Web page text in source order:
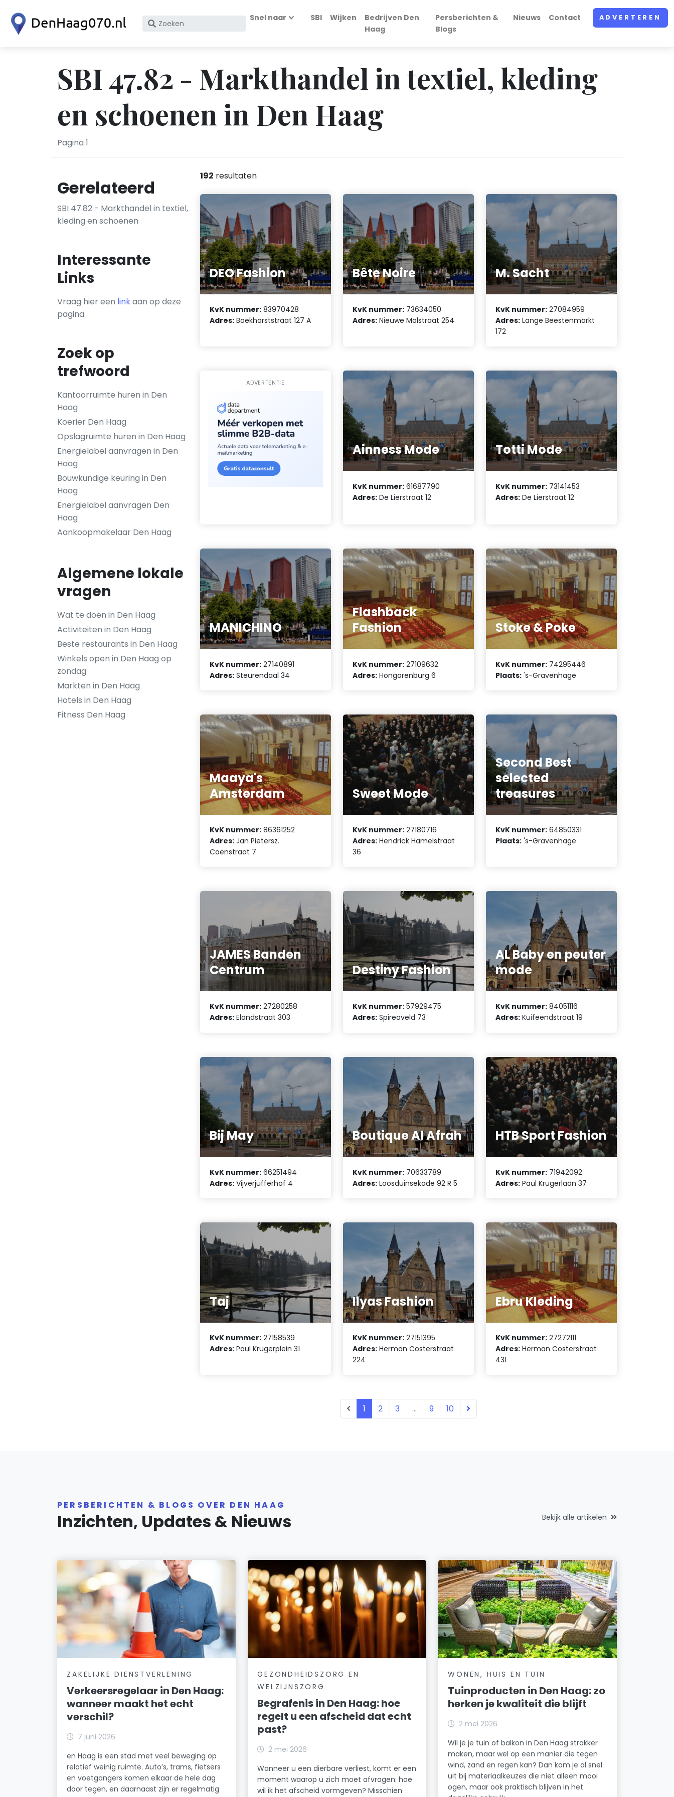
Zoek
KvK
nummer
Snel naar SBI Wijken
Bedrijven Den
Haag
Persberichten &
Blogs
Nieuws Contact ADVERTEREN
SBI 47.82 - Markthandel in textiel, kleding
en schoenen in Den Haag
Pagina 1
Gerelateerd
SBI 47.82 - Markthandel in textiel,
kleding en schoenen
Interessante
Links
Vraag hier een linkaan op deze
pagina.
Zoek op
trefwoord
Kantoorruimte huren in Den
Haag
Koerier Den Haag
Opslagruimte huren in Den Haag
Energielabel aanvragen in Den
Haag
Bouwkundige keuring in Den
Haag
Energielabel aanvragen Den
Haag
Aankoopmakelaar Den Haag
Algemene lokale
vragen
Wat te doen in Den Haag
Activiteiten in Den Haag
Beste restaurants in Den Haag
Winkels open in Den Haag op
zondag
Markten in Den Haag
Hotels in Den Haag
Fitness Den Haag
192 resultaten
DEO Fashion
KvK nummer: 83970428
Adres: Boekhorststraat 127 A
Bête Noire
KvK nummer: 73634050
Adres: Nieuwe Molstraat 254
M. Sacht
KvK nummer: 27084959
Adres: Lange Beestenmarkt
172
ADVERTENTIE
Ainness Mode
KvK nummer: 61687790
Adres: De Lierstraat 12
Totti Mode
KvK nummer: 73141453
Adres: De Lierstraat 12
MANICHINO
KvK nummer: 27140891
Adres: Steurendaal 34
Flashback
Fashion
KvK nummer: 27109632
Adres: Hongarenburg 6
Stoke & Poke
KvK nummer: 74295446
Plaats: 's-Gravenhage
Maaya's
Amsterdam
KvK nummer: 86361252
Adres: Jan Pietersz.
Coenstraat 7
Sweet Mode
KvK nummer: 27180716
Adres: Hendrick Hamelstraat
36
Second Best
selected
treasures
KvK nummer: 64850331
Plaats: 's-Gravenhage
JAMES Banden
Centrum
KvK nummer: 27280258
Adres: Elandstraat 303
Destiny Fashion
KvK nummer: 57929475
Adres: Spireaveld 73
AL Baby en peuter
mode
KvK nummer: 84051116
Adres: Kuifeendstraat 19
Bij May
KvK nummer: 66251494
Adres: Vijverjufferhof 4
Boutique Al Afrah
KvK nummer: 70633789
Adres: Loosduinsekade 92 R 5
HTB Sport Fashion
KvK nummer: 71942092
Adres: Paul Krugerlaan 37
Taj
KvK nummer: 27158539
Adres: Paul Krugerplein 31
Ilyas Fashion
KvK nummer: 27151395
Adres: Herman Costerstraat
224
Ebru Kleding
KvK nummer: 27272111
Adres: Herman Costerstraat
431
1 2 3 ... 9 10
PERSBERICHTEN & BLOGS OVER DEN HAAG
Inzichten, Updates & Nieuws Bekijk alle artikelen
ZAKELIJKE DIENSTVERLENING
Verkeersregelaar in Den Haag:
wanneer maakt het echt
verschil?
7 juni 2026
en Haag is een stad met veel beweging op
relatief weinig ruimte. Auto’s, trams, fietsers
en voetgangers komen elkaar de hele dag
door tegen, en daarnaast zijn er regelmatig
GEZONDHEIDSZORG EN
WELZIJNSZORG
Begrafenis in Den Haag: hoe
regelt u een afscheid dat echt
past?
2 mei 2026
Wanneer u een dierbare verliest, komt er een
moment waarop u zich moet afvragen: hoe
wil ik het afscheid vormgeven? Misschien
WONEN, HUIS EN TUIN
Tuinproducten in Den Haag: zo
herken je kwaliteit die blijft
2 mei 2026
Wil je je tuin of balkon in Den Haag strakker
maken, maar wel op een manier die tegen
wind, zand en regen kan? Dan kom je al snel
uit bij materiaalkeuzes die niet alleen mooi
ogen, maar ook praktisch blijven in het